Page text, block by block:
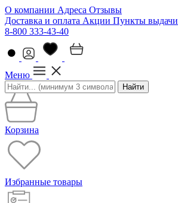
О компании Адреса Отзывы
Доставка и оплата Акции Пункты выдачи
8-800 333-43-40
Меню
Найти
Корзина
Избранные товары